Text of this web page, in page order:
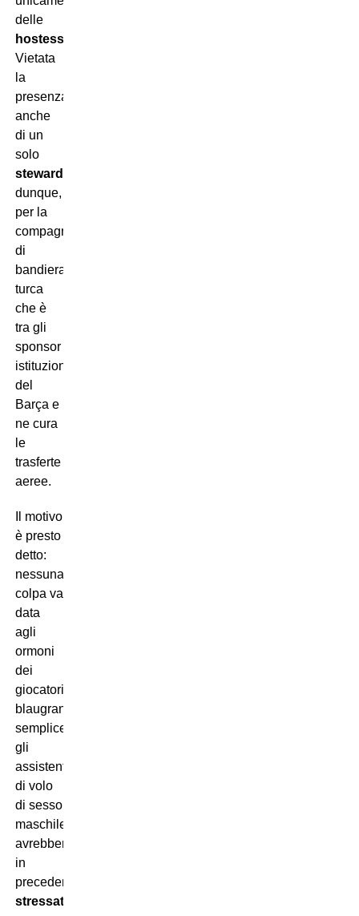
delle
hostess
Vietata
la
presenza
anche
di un
solo
steward
dunque,
per la
compagnia
di
bandiera
turca
che è
tra gli
sponsor
istituzionali
del
Barça e
ne cura
le
trasferte
aeree.
Il motivo
è presto
detto:
nessuna
colpa va
data
agli
ormoni
dei
giocatori
blaugrana,
semplicemente
gli
assistenti
di volo
di sesso
maschile
avrebbero,
in
precedenza,
stressato